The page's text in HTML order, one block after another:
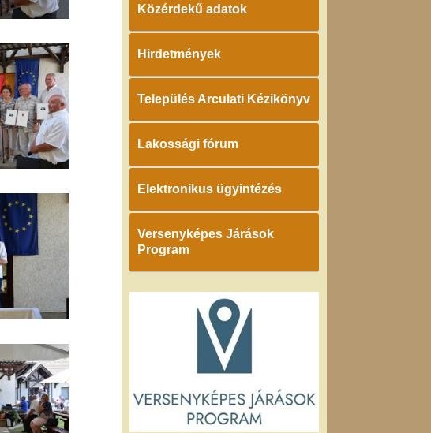
Közérdekű adatok
Hirdetmények
Település Arculati Kézikönyv
Lakossági fórum
Elektronikus ügyintézés
Versenyképes Járások
Program